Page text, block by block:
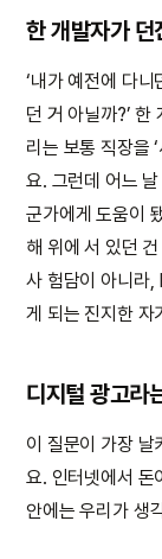
한 개발자가 던
‘내가 예전에 다
던 거 아닐까?’ 한
리는 보통 직장을
요. 그런데 어느
군가에게 도움이
해 위에 서 있던
사 험담이 아니라,
게 되는 진지한 자
디지털 광고라
이 질문이 가장 날
요. 인터넷에서 돈
안에는 우리가 생